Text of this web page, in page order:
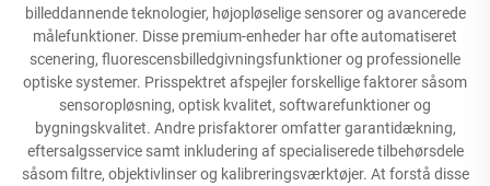
billeddannende teknologier, højopløselige sensorer og avancerede
målefunktioner. Disse premium-enheder har ofte automatiseret
scenering, fluorescensbilledgivningsfunktioner og professionelle
optiske systemer. Prisspektret afspejler forskellige faktorer såsom
sensoropløsning, optisk kvalitet, softwarefunktioner og
bygningskvalitet. Andre prisfaktorer omfatter garantidækning,
eftersalgsservice samt inkludering af specialiserede tilbehørsdele
såsom filtre, objektivlinser og kalibreringsværktøjer. At forstå disse